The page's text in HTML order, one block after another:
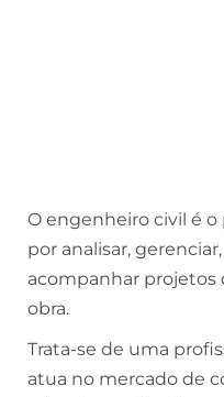
O engenheiro civil é o
por analisar,
acompanhar projetos
obra.
Trata-se de uma
atua no mercado de